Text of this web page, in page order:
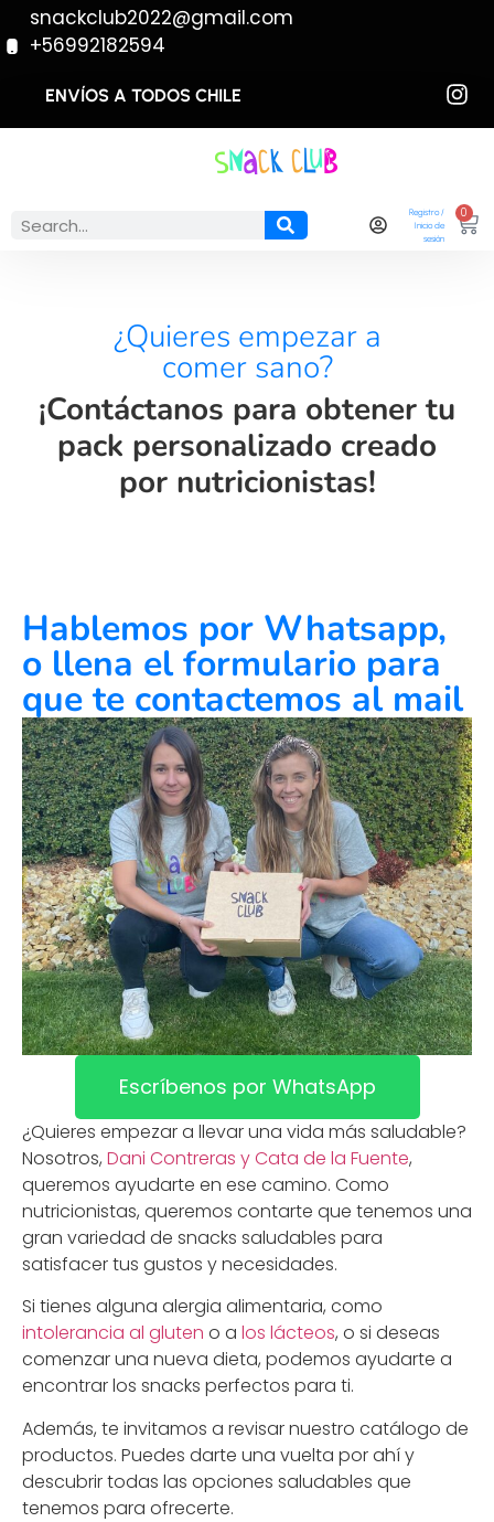
snackclub2022@gmail.com​
+56992182594
ENVÍOS A TODOS CHILE
Registro /
Inicio de
sesión​
0
¿Quieres empezar a
comer sano?
¡Contáctanos para obtener tu
pack personalizado creado
por nutricionistas!
Hablemos por Whatsapp,
o llena el formulario para
que te contactemos al mail
Escríbenos por WhatsApp
¿Quieres empezar a llevar una vida más saludable?
Nosotros, Dani Contreras y Cata de la Fuente,
queremos ayudarte en ese camino. Como
nutricionistas, queremos contarte que tenemos una
gran variedad de snacks saludables para
satisfacer tus gustos y necesidades.
Si tienes alguna alergia alimentaria, como
intolerancia al gluten o a los lácteos, o si deseas
comenzar una nueva dieta, podemos ayudarte a
encontrar los snacks perfectos para ti.
Además, te invitamos a revisar nuestro catálogo de
productos. Puedes darte una vuelta por ahí y
descubrir todas las opciones saludables que
tenemos para ofrecerte.